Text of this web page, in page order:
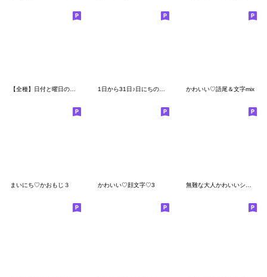
かわいい♡語尾＆文字mix
まいにち♡かおもじ３ かわいい♡顔文字♡3 無難な大人かわいいシンプル絵文字B×Pink